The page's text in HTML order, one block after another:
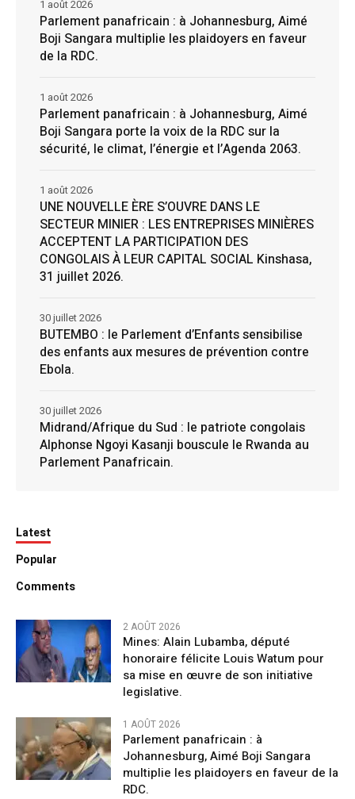
Parlement panafricain : à Johannesburg, Aimé
Boji Sangara multiplie les plaidoyers en faveur
de la RDC.
1 août 2026
Parlement panafricain : à Johannesburg, Aimé
Boji Sangara porte la voix de la RDC sur la
sécurité, le climat, l’énergie et l’Agenda 2063.
1 août 2026
UNE NOUVELLE ÈRE S’OUVRE DANS LE
SECTEUR MINIER : LES ENTREPRISES MINIÈRES
ACCEPTENT LA PARTICIPATION DES
CONGOLAIS À LEUR CAPITAL SOCIAL Kinshasa,
31 juillet 2026.
1 août 2026
BUTEMBO : le Parlement d’Enfants sensibilise
des enfants aux mesures de prévention contre
Ebola.
30 juillet 2026
Midrand/Afrique du Sud : le patriote congolais
Alphonse Ngoyi Kasanji bouscule le Rwanda au
Parlement Panafricain.
30 juillet 2026
Latest
Popular
Comments
2 AOÛT 2026
Mines: Alain Lubamba, député
honoraire félicite Louis Watum pour
sa mise en œuvre de son initiative
legislative.
1 AOÛT 2026
Parlement panafricain : à
Johannesburg, Aimé Boji Sangara
multiplie les plaidoyers en faveur de la
RDC.